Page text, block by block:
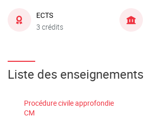
ECTS
3 crédits
Liste des enseignements
Procédure civile approfondie
CM